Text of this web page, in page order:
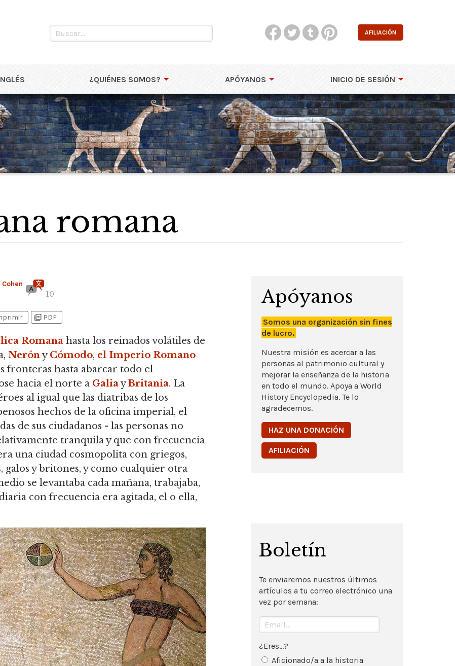
AFILIACIÓN
¿QUIÉNES SOMOS? APÓYANOS INICIO DE SESIÓN
romana
10
picture_as_pdf PDF
Romana hasta los reinados volátiles de
NerónyCómodo, el Imperio Romano
fronteras hasta abarcar todo el
hacia el norte a GaliayBritania. La
al igual que las diatribas de los
hechos de la oficina imperial, el
de sus ciudadanos - las personas no
tranquila y que con frecuencia
una ciudad cosmopolita con griegos,
galos y britones, y como cualquier otra
se levantaba cada mañana, trabajaba,
con frecuencia era agitada, el o ella,
Apóyanos
Somos una organización sin fines
de lucro.
Nuestra misión es acercar a las
personas al patrimonio cultural y
mejorar la enseñanza de la historia
en todo el mundo. Apoya a World
History Encyclopedia. Te lo
agradecemos.
HAZ UNA DONACIÓN
AFILIACIÓN
Boletín
Te enviaremos nuestros últimos
artículos a tu correo electrónico una
vez por semana:
¿Eres...?
Aficionado/a a la historia